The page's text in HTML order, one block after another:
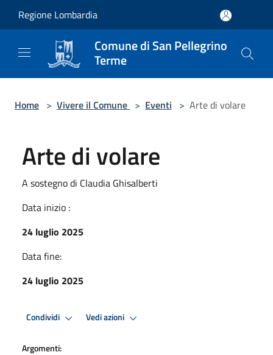
Regione Lombardia
Comune di San Pellegrino
Terme
Home > Vivere il Comune > Eventi > Arte di volare
Arte di volare
A sostegno di Claudia Ghisalberti
Data inizio :
24 luglio 2025
Data fine:
24 luglio 2025
Condividi Vedi azioni
Argomenti: